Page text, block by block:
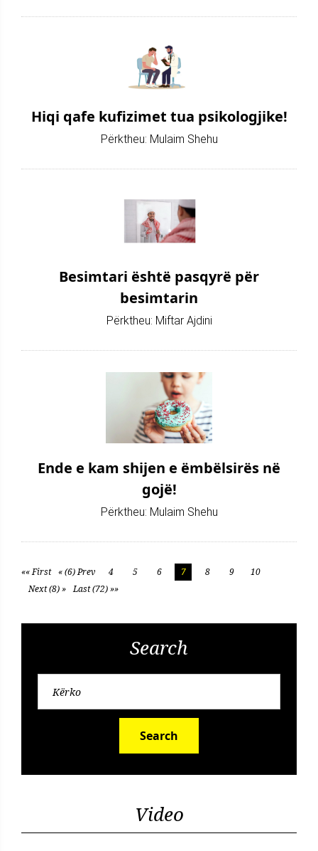
Hiqi qafe kufizimet tua psikologjike!
Përktheu: Mulaim Shehu
Besimtari është pasqyrë për
besimtarin
Përktheu: Miftar Ajdini
Ende e kam shijen e ëmbëlsirës në
gojë!
Përktheu: Mulaim Shehu
«« First « (6) Prev 4 5 6 7 8 9
10
Next (8) » Last (72) »»
Search
Search
Video